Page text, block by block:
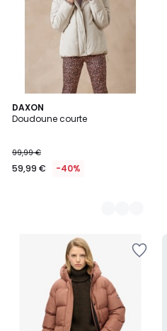
DAXON
Doudoune courte
99,99 €
59,99 € -40%
2
Couleurs